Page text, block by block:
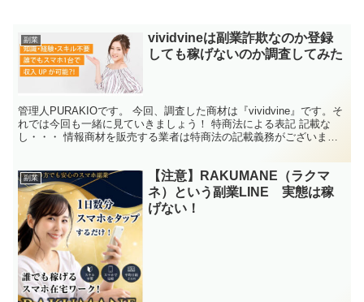
副業
vividvineは副業詐欺なのか登録
しても稼げないのか調査してみた
管理人PURAKIOです。 今回、調査した商材は『vividvine』です。そ
れでは今回も一緒に見ていきましょう！ 特商法による表記 記載な
し・・・ 情報商材を販売する業者は特商法の記載義務がございまし
副業
【注意】RAKUMANE（ラクマ
ネ）という副業LINE 実態は稼
げない！